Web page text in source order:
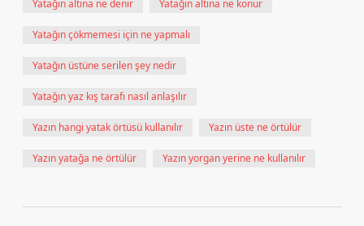
Yatağın altına ne denir Yatağın altına ne konur
Yatağın çökmemesi için ne yapmalı
Yatağın üstüne serilen şey nedir
Yatağın yaz kış tarafı nasıl anlaşılır
Yazın hangi yatak örtüsü kullanılır Yazın üste ne örtülür
Yazın yatağa ne örtülür Yazın yorgan yerine ne kullanılır